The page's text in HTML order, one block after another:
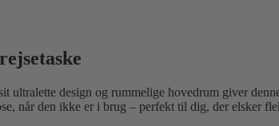
design og rummelige hovedrum giver
når den ikke er i brug – perfekt til dig, der elsker